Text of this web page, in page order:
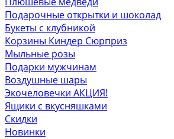
Подарочные открытки и шоколад
Букеты с клубникой
Корзины Киндер Сюрприз
Мыльные розы
Подарки мужчинам
Воздушные шары
Экочеловечки АКЦИЯ!
Ящики с вкусняшками
Скидки
Новинки